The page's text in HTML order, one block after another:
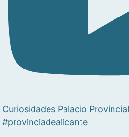
Curiosidades Palacio Provincial
#provinciadealicante